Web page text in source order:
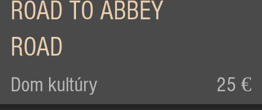
ROAD TO ABBEY
ROAD
Dom kultúry 25 €